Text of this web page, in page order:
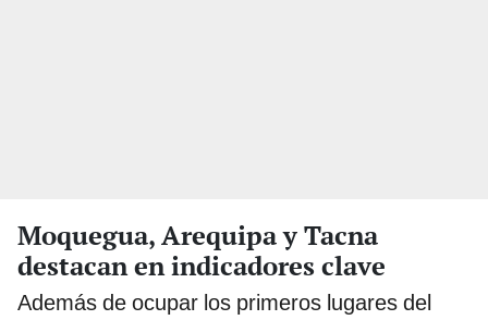
Moquegua, Arequipa y Tacna
destacan en indicadores clave
Además de ocupar los primeros lugares del